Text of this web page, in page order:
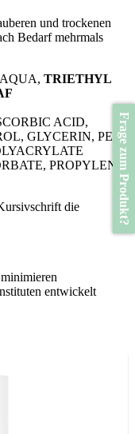
und trockenen
Bedarf mehrmals
TRIETHYL
ACID,
GLYCERIN, PEG-
PROPYLENE
die
entwickelt
Frage zum Produkt?